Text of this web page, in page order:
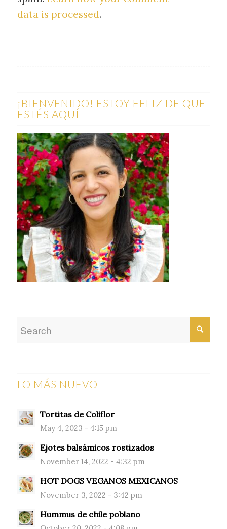
data is processed.
¡BIENVENIDO! ESTOY FELIZ DE QUE
ESTÉS AQUÍ
LO MÁS NUEVO
Tortitas de Coliflor
May 4, 2023 - 4:15 pm
Ejotes balsámicos rostizados
November 14, 2022 - 4:32 pm
HOT DOGS VEGANOS MEXICANOS
November 3, 2022 - 3:42 pm
Hummus de chile poblano